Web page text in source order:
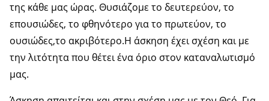
της κάθε μας ώρας. Θυσιάζομε το δευτερεύον, το
επουσιώδες, το φθηνότερο για το πρωτεύον, το
ουσιώδες,το ακριβότερο.Η άσκηση έχει σχέση και με
την λιτότητα που θέτει ένα όριο στον καταναλωτισμό
μας.